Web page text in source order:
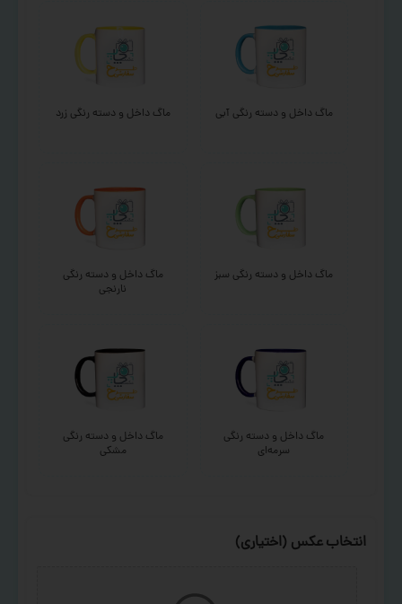
ماگ داخل و دسته رنگی آبی ماگ داخل و دسته رنگی زرد
ماگ داخل و دسته رنگی سبز
ماگ داخل و دسته رنگی
نارنجی
ماگ داخل و دسته رنگی
سرمه‌ای
ماگ داخل و دسته رنگی
مشکی
انتخاب عکس (اختیاری)